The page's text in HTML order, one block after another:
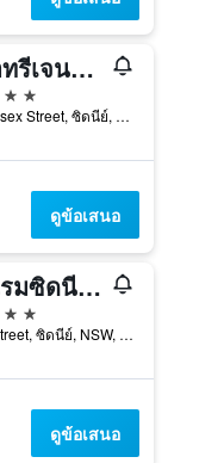
ไฮแอทรีเจนซี ซิดนีย์
161 Sussex Street, ซิดนีย์, NSW, ออสเตรเลีย
ดูข้อเสนอ
โรงแรมซิดนีย์ ฮาร์เบอร์ แมริออท แอท เซอร์คิวลาร์ คีย์
30 Pitt Street, ซิดนีย์, NSW, ออสเตรเลีย
ดูข้อเสนอ